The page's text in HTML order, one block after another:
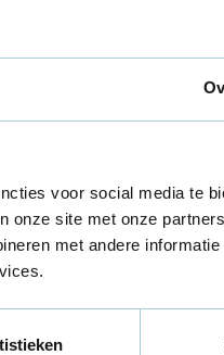
voor social media te
onze site met onze
met andere
kabel 1M Wit
Lengte:1 Meter